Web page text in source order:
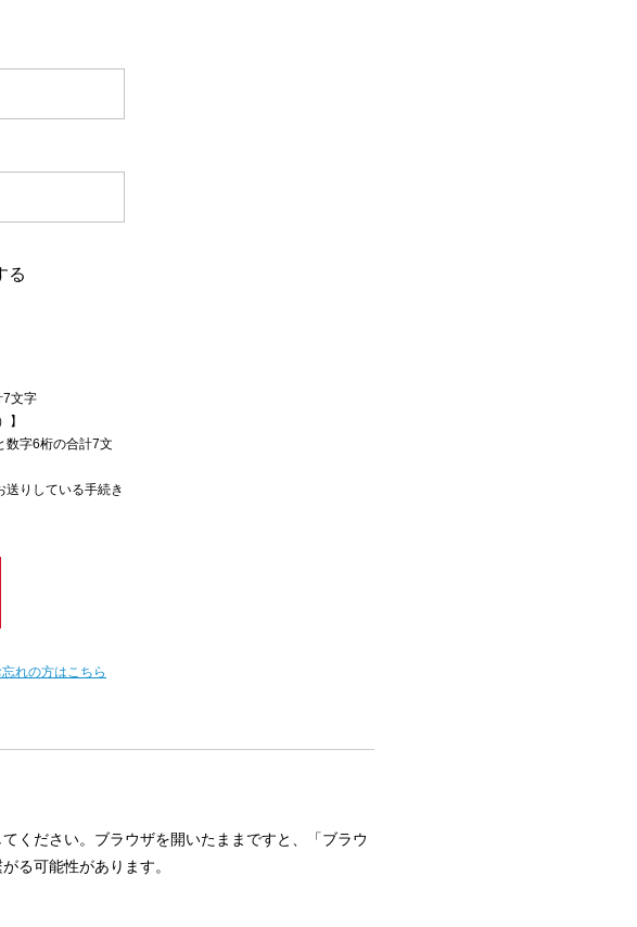
る
7文字
】
数字6桁の合計7文
送りしている手続き
れの方はこちら
ください。ブラウザを開いたままですと、「ブラウ
る可能性があります。